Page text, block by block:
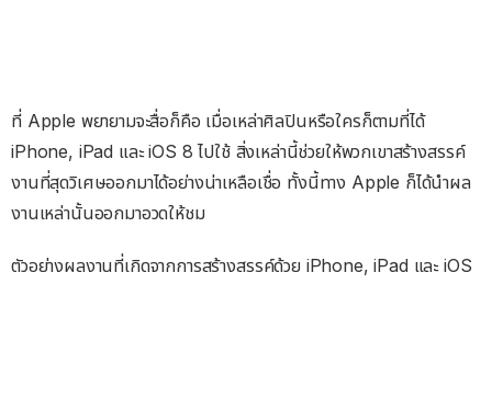
ที่ Apple พยายามจะสื่อก็คือ เมื่อเหล่าศิลปินหรือใครก็ตามที่ได้
iPhone, iPad และ iOS 8 ไปใช้ สิ่งเหล่านี้ช่วยให้พวกเขาสร้างสรรค์
งานที่สุดวิเศษออกมาได้อย่างน่าเหลือเชื่อ ทั้งนี้ทาง Apple ก็ได้นำผล
งานเหล่านั้นออกมาอวดให้ชม
ตัวอย่างผลงานที่เกิดจากการสร้างสรรค์ด้วย iPhone, iPad และ iOS